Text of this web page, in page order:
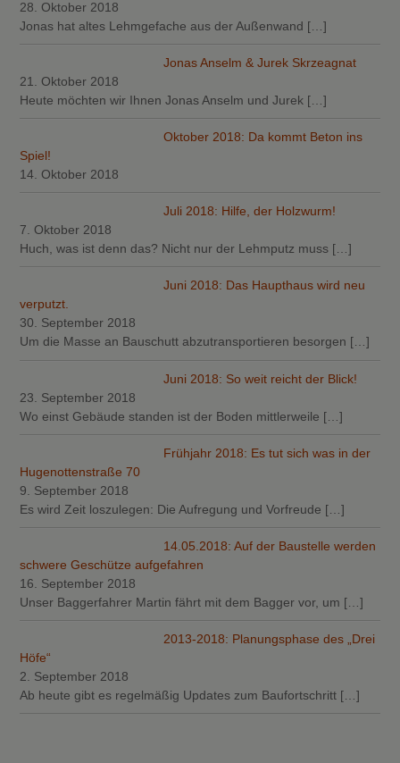
28. Oktober 2018
Jonas hat altes Lehmgefache aus der Außenwand […]
Jonas Anselm & Jurek Skrzeagnat
21. Oktober 2018
Heute möchten wir Ihnen Jonas Anselm und Jurek […]
Oktober 2018: Da kommt Beton ins
Spiel!
14. Oktober 2018
Juli 2018: Hilfe, der Holzwurm!
7. Oktober 2018
Huch, was ist denn das? Nicht nur der Lehmputz muss […]
Juni 2018: Das Haupthaus wird neu
verputzt.
30. September 2018
Um die Masse an Bauschutt abzutransportieren besorgen […]
Juni 2018: So weit reicht der Blick!
23. September 2018
Wo einst Gebäude standen ist der Boden mittlerweile […]
Frühjahr 2018: Es tut sich was in der
Hugenottenstraße 70
9. September 2018
Es wird Zeit loszulegen: Die Aufregung und Vorfreude […]
14.05.2018: Auf der Baustelle werden
schwere Geschütze aufgefahren
16. September 2018
Unser Baggerfahrer Martin fährt mit dem Bagger vor, um […]
2013-2018: Planungsphase des „Drei
Höfe“
2. September 2018
Ab heute gibt es regelmäßig Updates zum Baufortschritt […]